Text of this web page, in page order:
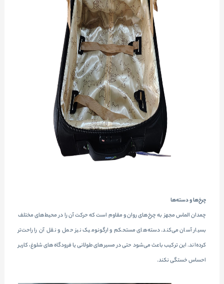
چرخ‌ها و دسته‌ها
چمدان الماس مجهز به چرخ‌های روان و مقاوم است که حرکت آن را در محیط‌های مختلف
بسیار آسان می‌کند. دسته‌های مستحکم و ارگونومیک نیز حمل و نقل آن را راحت‌تر
کرده‌اند. این ترکیب باعث می‌شود حتی در مسیرهای طولانی یا فرودگاه‌های شلوغ، کاربر
احساس خستگی نکند.